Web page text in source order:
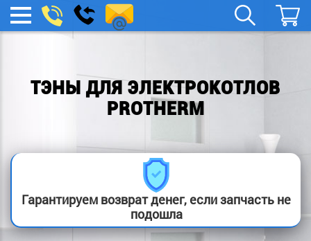
МЕНЮ
boylera@yandex.ru
Заказать
звонок
ТЭНЫ ДЛЯ ЭЛЕКТРОКОТЛОВ
PROTHERM
Гарантируем возврат денег, если запчасть не
подошла